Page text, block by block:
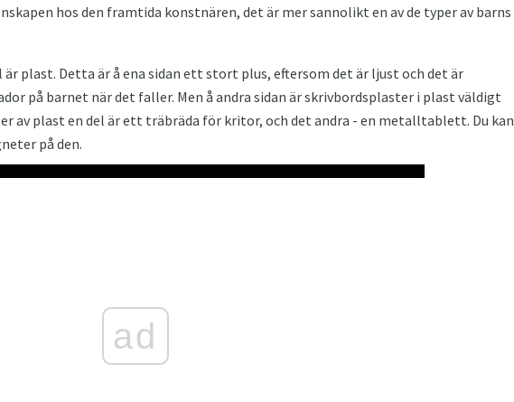
hos den framtida konstnären, det är mer sannolikt en av de typer av barns
är plast. Detta är å ena sidan ett stort plus, eftersom det är ljust och det är
på barnet när det faller. Men å andra sidan är skrivbordsplaster i plast väldigt
av plast en del är ett träbräda för kritor, och det andra - en metalltablett. Du kan
på den.
ad